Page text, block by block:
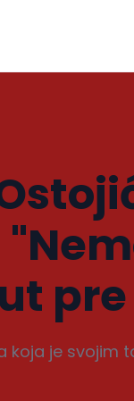
koja je